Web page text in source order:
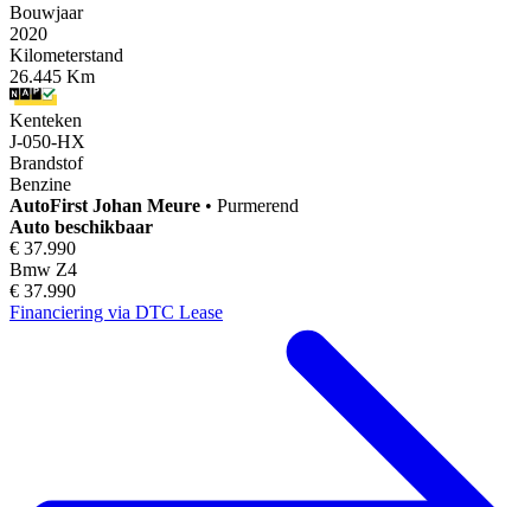
Bouwjaar
2020
Kilometerstand
26.445 Km
Kenteken
J-050-HX
Brandstof
Benzine
AutoFirst Johan Meure • Purmerend
Auto beschikbaar
€ 37.990
Bmw Z4
€ 37.990
Financiering via DTC Lease